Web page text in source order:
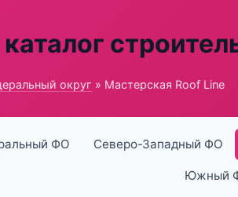
округ » Мастерская Roof Line
ФО Северо-Западный ФО
Южный